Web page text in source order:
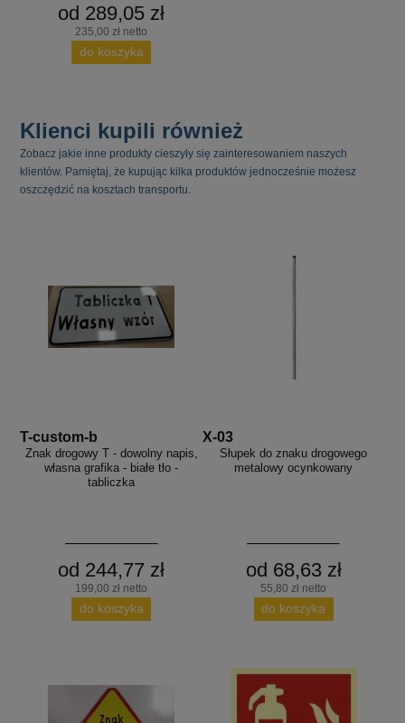
od 289,05 zł
235,00 zł netto
do koszyka
Klienci kupili również
Zobacz jakie inne produkty cieszyły się zainteresowaniem naszych
klientów. Pamiętaj, że kupując kilka produktów jednocześnie możesz
oszczędzić na kosztach transportu.
T-custom-b
Znak drogowy T - dowolny napis,
własna grafika - białe tło -
tabliczka
od 244,77 zł
199,00 zł netto
do koszyka
X-03
Słupek do znaku drogowego
metalowy ocynkowany
od 68,63 zł
55,80 zł netto
do koszyka